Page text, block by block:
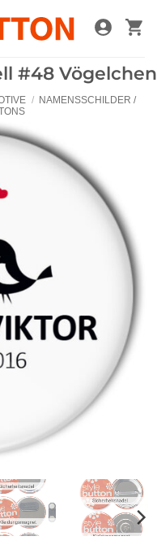
#48 Vögelchen
/ NAMENSSCHILDER /